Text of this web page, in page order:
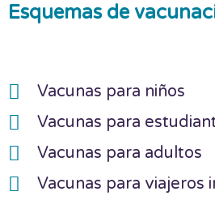
Esquemas de
Vacunas para niños
Vacunas para
Vacunas para adultos
Vacunas para viajeros